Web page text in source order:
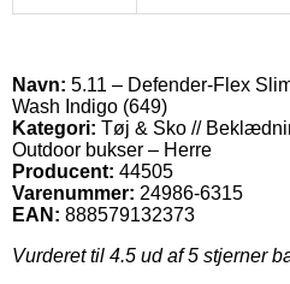
Navn: 5.11 – Defender-Flex
Wash Indigo (649)
Kategori: Tøj & Sko //
Outdoor bukser – Herre
Producent: 44505
Varenummer: 24986-6315
EAN: 888579132373
Vurderet til 4.5 ud af 5 stjerner